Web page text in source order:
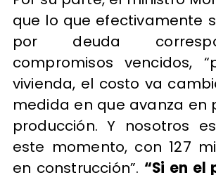
que lo que efectivamente
por deuda
compromisos vencidos,
vivienda, el costo va
medida en que avanza en
producción. Y nosotros
este momento, con 127
en construcción”. “Si en el